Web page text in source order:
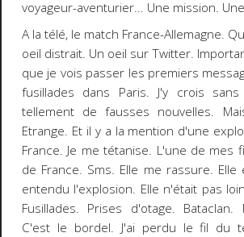
voyageur-aventurier... Une mission.
A la télé, le match France-Allemagne.
oeil distrait. Un oeil sur Twitter.
que je vois passer les premiers
fusillades dans Paris. J'y crois
tellement de fausses nouvelles.
Etrange. Et il y a la mention d'une
France. Je me tétanise. L'une de mes
de France. Sms. Elle me rassure. Elle
entendu l'explosion. Elle n'était pas
Fusillades. Prises d'otage. Bataclan.
C'est le bordel. J'ai perdu le fil du